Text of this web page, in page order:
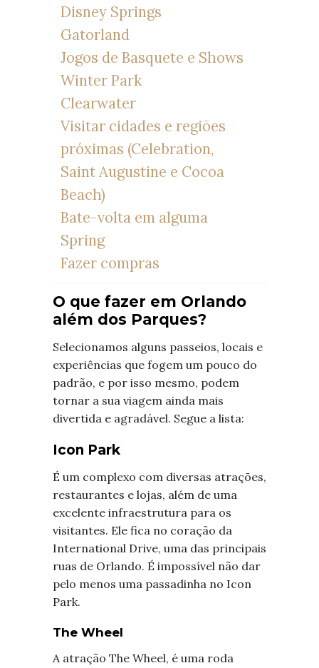
Disney Springs
Gatorland
Jogos de Basquete e Shows
Winter Park
Clearwater
Visitar cidades e regiões
próximas (Celebration,
Saint Augustine e Cocoa
Beach)
Bate-volta em alguma
Spring
Fazer compras
O que fazer em Orlando
além dos Parques?
Selecionamos alguns passeios, locais e
experiências que fogem um pouco do
padrão, e por isso mesmo, podem
tornar a sua viagem ainda mais
divertida e agradável. Segue a lista:
Icon Park
É um complexo com diversas atrações,
restaurantes e lojas, além de uma
excelente infraestrutura para os
visitantes. Ele fica no coração da
International Drive, uma das principais
ruas de Orlando. É impossível não dar
pelo menos uma passadinha no Icon
Park.
The Wheel
A atração The Wheel, é uma roda